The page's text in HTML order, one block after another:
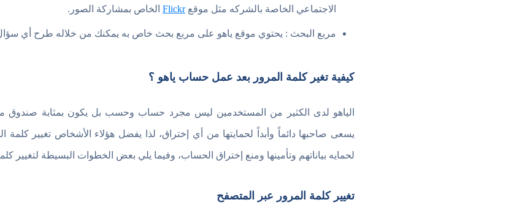
الاجتماعي الخاصة بالشركه مثل موقعFlickr الخاص بمشاركة الصور.
مربع البحث : يحتوي موقع ياهو على مربع بحث خاص به يمكنك من خلاله طرح أي
كيفية تغير كلمة المرور بعد عمل حساب ياهو ؟
الياهو لدى الكثير من المستخدمين ليس مجرد حساب وحسب بل يكون بمثابة صندوق من
يسعى صاحبها دائماً وأبداً لحمايتها من أي إختراق، لذا يفضل هؤلاء الأشخاص تغيير
لحمايه بياناتهم وتأمينها ومنع إختراق الحساب، وفيما يلي بعض الخطوات البسيطة لتغيير
تغيير كلمة المرور عبر المتصفح